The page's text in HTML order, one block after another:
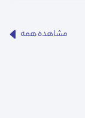
مشاهده همه